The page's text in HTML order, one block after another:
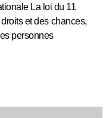
La loi du 11
et des chances,
personnes